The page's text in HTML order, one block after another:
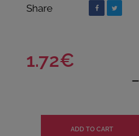
Share
1.72€
-